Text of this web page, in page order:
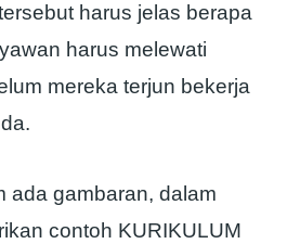
harus jelas berapa
harus melewati
mereka terjun bekerja
ada gambaran, dalam
contoh KURIKULUM